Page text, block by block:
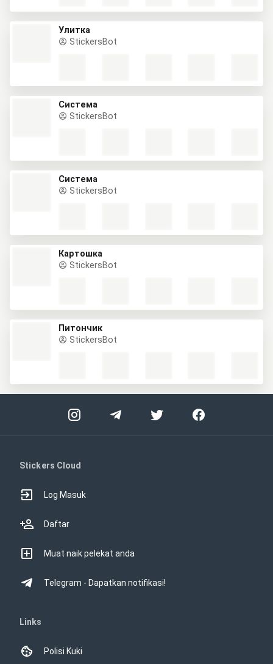
Улитка
StickersBot
Система
StickersBot
Система
StickersBot
Картошка
StickersBot
Питончик
StickersBot
Stickers Cloud
Log Masuk
Daftar
Muat naik pelekat anda
Telegram - Dapatkan notifikasi!
Links
Polisi Kuki